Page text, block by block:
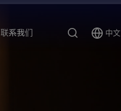
联系我们
搜
Select
中文